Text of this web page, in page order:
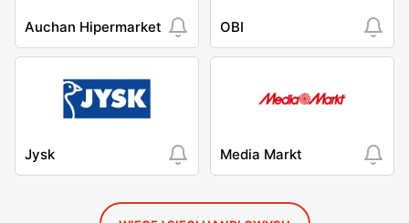
Auchan Hipermarket OBI
Jysk Media Markt